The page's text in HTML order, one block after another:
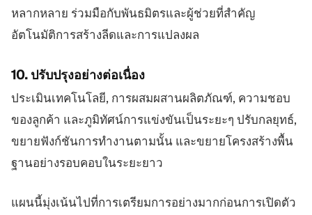
หลากหลาย ร่วมมือกับพันธมิตรและผู้ช่วยที่สำคัญ
อัตโนมัติการสร้างลีดและการแปลงผล
10. ปรับปรุงอย่างต่อเนื่อง
ประเมินเทคโนโลยี, การผสมผสานผลิตภัณฑ์, ความชอบ
ของลูกค้า และภูมิทัศน์การแข่งขันเป็นระยะๆ ปรับกลยุทธ์,
ขยายฟังก์ชันการทำงานตามนั้น และขยายโครงสร้างพื้น
ฐานอย่างรอบคอบในระยะยาว
แผนนี้มุ่งเน้นไปที่การเตรียมการอย่างมากก่อนการเปิดตัว